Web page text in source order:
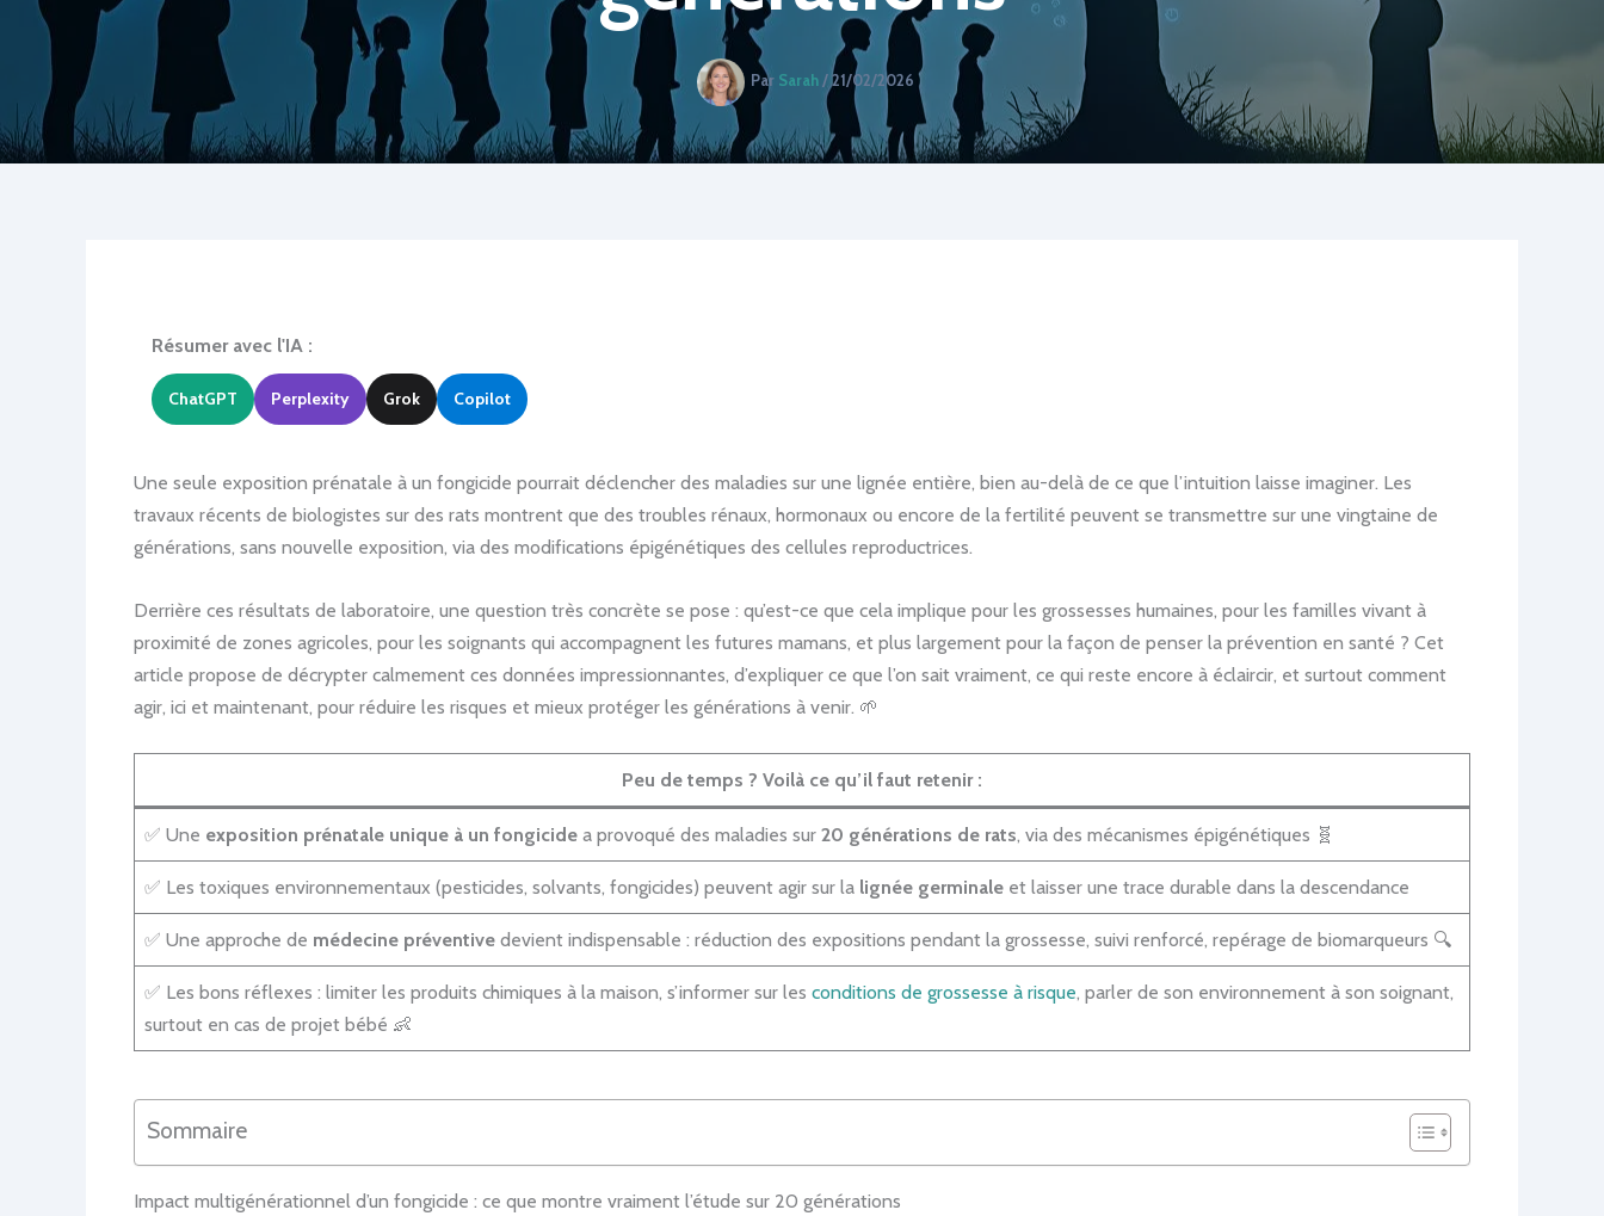
Par Sarah /21/02/2026
Résumer avec l'IA :
ChatGPT Perplexity Grok Copilot
Une seule exposition prénatale à un fongicide pourrait déclencher des maladies sur une lignée entière, bien au-delà de ce que l’intuition laisse imaginer. Les
travaux récents de biologistes sur des rats montrent que des troubles rénaux, hormonaux ou encore de la fertilité peuvent se transmettre sur une vingtaine de
générations, sans nouvelle exposition, via des modifications épigénétiques des cellules reproductrices.
Derrière ces résultats de laboratoire, une question très concrète se pose : qu’est-ce que cela implique pour les grossesses humaines, pour les familles vivant à
proximité de zones agricoles, pour les soignants qui accompagnent les futures mamans, et plus largement pour la façon de penser la prévention en santé ? Cet
article propose de décrypter calmement ces données impressionnantes, d’expliquer ce que l’on sait vraiment, ce qui reste encore à éclaircir, et surtout comment
agir, ici et maintenant, pour réduire les risques et mieux protéger les générations à venir. 🌱
Peu de temps ? Voilà ce qu’il faut retenir :
✅ Une exposition prénatale unique à un fongicide a provoqué des maladies sur 20 générations de rats, via des mécanismes épigénétiques 🧬
✅ Les toxiques environnementaux (pesticides, solvants, fongicides) peuvent agir sur la lignée germinale et laisser une trace durable dans la descendance
✅ Une approche de médecine préventive devient indispensable : réduction des expositions pendant la grossesse, suivi renforcé, repérage de biomarqueurs 🔍
✅ Les bons réflexes : limiter les produits chimiques à la maison, s’informer sur les conditions de grossesse à risque, parler de son environnement à son soignant,
surtout en cas de projet bébé 👶
Sommaire
Impact multigénérationnel d’un fongicide : ce que montre vraiment l’étude sur 20 générations